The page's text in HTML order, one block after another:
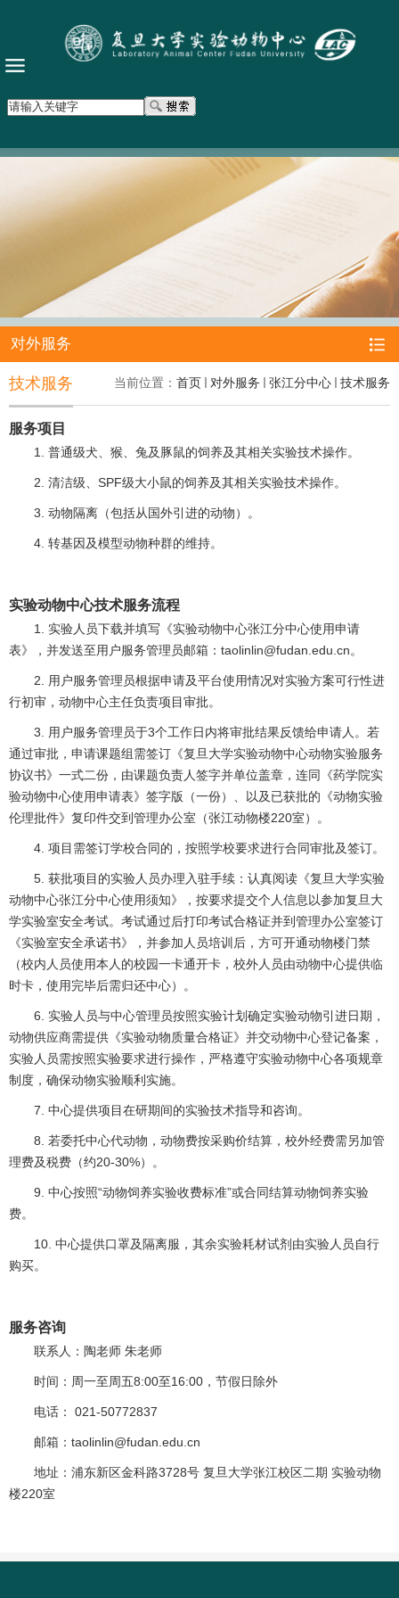
对外服务
当前位置： 首页 对外服务 张江分中心 技术服务
技术服务
服务项目
1. 普通级犬、猴、兔及豚鼠的饲养及其相关实验技术操作。
2. 清洁级、SPF级大小鼠的饲养及其相关实验技术操作。
3. 动物隔离（包括从国外引进的动物）。
4. 转基因及模型动物种群的维持。
实验动物中心技术服务流程
1. 实验人员下载并填写《实验动物中心张江分中心使用申请
表》，并发送至用户服务管理员邮箱：taolinlin@fudan.edu.cn。
2. 用户服务管理员根据申请及平台使用情况对实验方案可行性进
行初审，动物中心主任负责项目审批。
3. 用户服务管理员于3个工作日内将审批结果反馈给申请人。若
通过审批，申请课题组需签订《复旦大学实验动物中心动物实验服务
协议书》一式二份，由课题负责人签字并单位盖章，连同《药学院实
验动物中心使用申请表》签字版（一份）、以及已获批的《动物实验
伦理批件》复印件交到管理办公室（张江动物楼220室）。
4. 项目需签订学校合同的，按照学校要求进行合同审批及签订。
5. 获批项目的实验人员办理入驻手续：认真阅读《复旦大学实验
动物中心张江分中心使用须知》，按要求提交个人信息以参加复旦大
学实验室安全考试。考试通过后打印考试合格证并到管理办公室签订
《实验室安全承诺书》，并参加人员培训后，方可开通动物楼门禁
（校内人员使用本人的校园一卡通开卡，校外人员由动物中心提供临
时卡，使用完毕后需归还中心）。
6. 实验人员与中心管理员按照实验计划确定实验动物引进日期，
动物供应商需提供《实验动物质量合格证》并交动物中心登记备案，
实验人员需按照实验要求进行操作，严格遵守实验动物中心各项规章
制度，确保动物实验顺利实施。
7. 中心提供项目在研期间的实验技术指导和咨询。
8. 若委托中心代动物，动物费按采购价结算，校外经费需另加管
理费及税费（约20-30%）。
9. 中心按照“动物饲养实验收费标准”或合同结算动物饲养实验
费。
10. 中心提供口罩及隔离服，其余实验耗材试剂由实验人员自行
购买。
服务咨询
联系人：陶老师 朱老师
时间：周一至周五8:00至16:00，节假日除外
电话： 021-50772837
邮箱：taolinlin@fudan.edu.cn
地址：浦东新区金科路3728号 复旦大学张江校区二期 实验动物
楼220室